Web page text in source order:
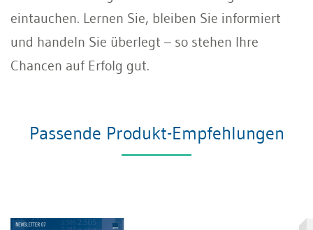
eintauchen. Lernen Sie, bleiben Sie informiert
und handeln Sie überlegt – so stehen Ihre
Chancen auf Erfolg gut.
Passende Produkt-Empfehlungen